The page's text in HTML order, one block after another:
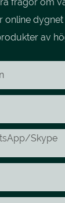
online
av
skype